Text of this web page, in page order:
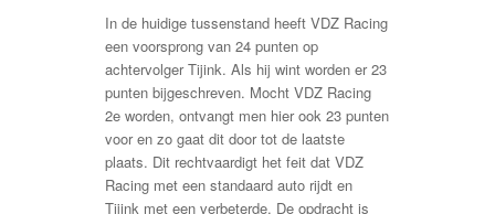
In de huidige tussenstand heeft VDZ Racing
een voorsprong van 24 punten op
achtervolger Tijink. Als hij wint worden er 23
punten bijgeschreven. Mocht VDZ Racing
2e worden, ontvangt men hier ook 23 punten
voor en zo gaat dit door tot de laatste
plaats. Dit rechtvaardigt het feit dat VDZ
Racing met een standaard auto rijdt en
Tijink met een verbeterde. De opdracht is